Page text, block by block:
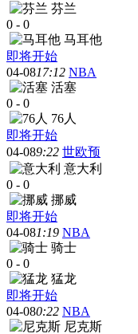
芬兰
0 - 0
马耳他
即将开始
04-0817:12 NBA
活塞
0 - 0
76人
即将开始
04-089:22 世欧预
意大利
0 - 0
挪威
即将开始
04-081:19 NBA
骑士
0 - 0
猛龙
即将开始
04-080:22 NBA
尼克斯